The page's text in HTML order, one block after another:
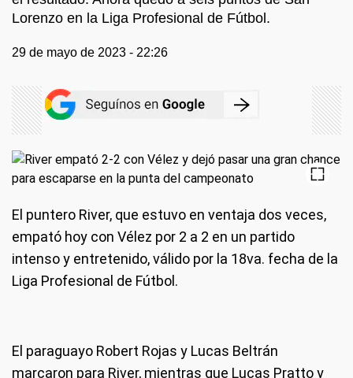
Lorenzo en la Liga Profesional de Fútbol.
29 de mayo de 2023 - 22:26
El puntero River, que estuvo en ventaja dos veces,
empató hoy con Vélez por 2 a 2 en un partido
intenso y entretenido, válido por la 18va. fecha de la
Liga Profesional de Fútbol.
El paraguayo Robert Rojas y Lucas Beltrán
marcaron para River, mientras que Lucas Pratto y